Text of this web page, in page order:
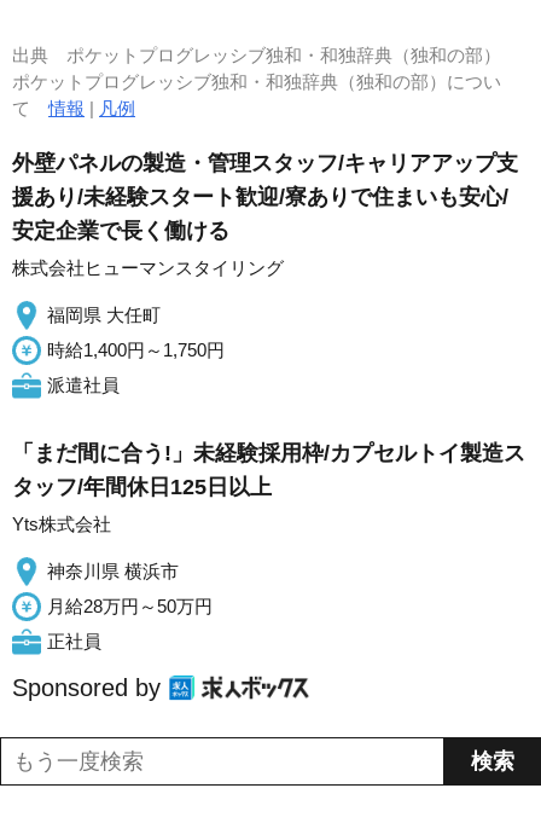
出典 ポケットプログレッシブ独和・和独辞典（独和の部）
ポケットプログレッシブ独和・和独辞典（独和の部）につい
て情報 | 凡例
外壁パネルの製造・管理スタッフ/キャリアアップ支
援あり/未経験スタート歓迎/寮ありで住まいも安心/
安定企業で長く働ける
株式会社ヒューマンスタイリング
福岡県 大任町
時給1,400円～1,750円
派遣社員
「まだ間に合う!」未経験採用枠/カプセルトイ製造ス
タッフ/年間休日125日以上
Yts株式会社
神奈川県 横浜市
月給28万円～50万円
正社員
Sponsored by